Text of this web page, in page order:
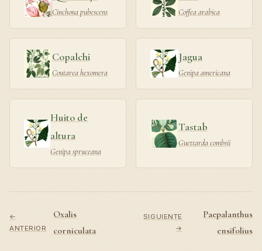
Cinchona pubescens Coffea arabica
Copalchi
Coutarea hexomera
Jagua
Genipa americana
Huito de
altura
Genipa spruceana
Tastab
Guettarda combsii
←
ANTERIOR
Oxalis
corniculata
SIGUIENTE
→
Paepalanthus
ensifolius